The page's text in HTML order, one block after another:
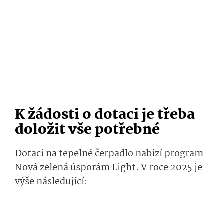
K žádosti o dotaci je třeba
doložit vše potřebné
Dotaci na tepelné čerpadlo nabízí program
Nová zelená úsporám Light. V roce 2025 je
výše následující: